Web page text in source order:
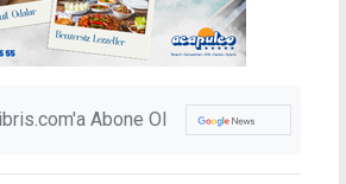
Abone Ol